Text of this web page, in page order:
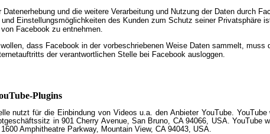
und die weitere Verarbeitung und Nutzung der Daten durch
Einstellungsmöglichkeiten des Kunden zum Schutz seiner Privatsphäre
Facebook zu entnehmen.
dass Facebook in der vorbeschriebenen Weise Daten sammelt, muss
der verantwortlichen Stelle bei Facebook ausloggen.
Plugins
nutzt für die Einbindung von Videos u.a. den Anbieter YouTube. YouTube
in 901 Cherry Avenue, San Bruno, CA 94066, USA. YouTube
Amphitheatre Parkway, Mountain View, CA 94043, USA.